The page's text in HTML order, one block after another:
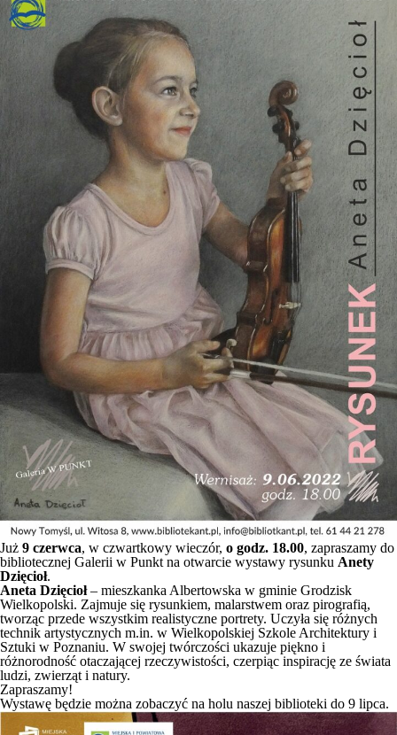
Już 9 czerwca, w czwartkowy wieczór, o godz. 18.00, zapraszamy do
bibliotecznej Galerii w Punkt na otwarcie wystawy rysunku Anety
Dzięcioł.
Aneta Dzięcioł– mieszkanka Albertowska w gminie Grodzisk
Wielkopolski. Zajmuje się rysunkiem, malarstwem oraz pirografią,
tworząc przede wszystkim realistyczne portrety. Uczyła się różnych
technik artystycznych m.in. w Wielkopolskiej Szkole Architektury i
Sztuki w Poznaniu. W swojej twórczości ukazuje piękno i
różnorodność otaczającej rzeczywistości, czerpiąc inspirację ze świata
ludzi, zwierząt i natury.
Zapraszamy!
Wystawę będzie można zobaczyć na holu naszej biblioteki do 9 lipca.